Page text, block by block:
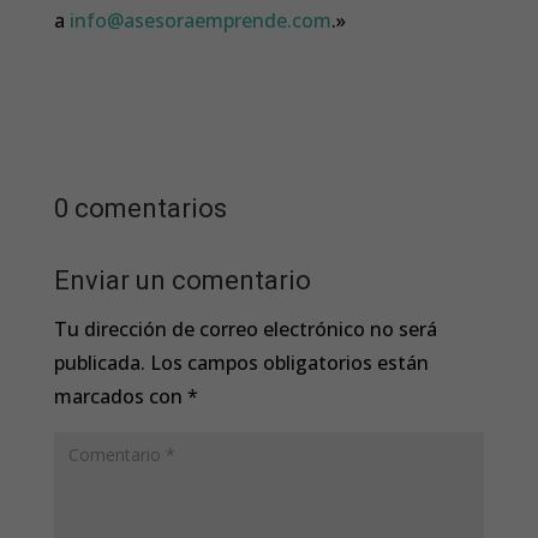
a info@asesoraemprende.com.»
0 comentarios
Enviar un comentario
Tu dirección de correo electrónico no será
publicada. Los campos obligatorios están
marcados con *